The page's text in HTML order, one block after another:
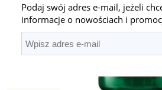
Podaj swój adres e-mail, jeżeli
informacje o nowościach i